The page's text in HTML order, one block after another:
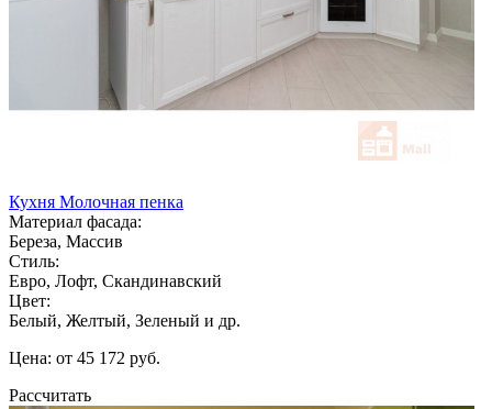
Кухня Молочная пенка
Материал фасада:
Береза, Массив
Стиль:
Евро, Лофт, Скандинавский
Цвет:
Белый, Желтый, Зеленый и др.
Цена: от 45 172 руб.
Рассчитать